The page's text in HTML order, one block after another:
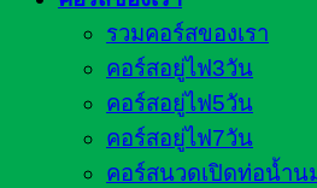
รวมคอร์สของเรา
คอร์สอยู่ไฟ3วัน
คอร์สอยู่ไฟ5วัน
คอร์สอยู่ไฟ7วัน
คอร์สนวดเปิดท่อน้ำน